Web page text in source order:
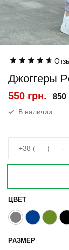
Джоггеры
550 грн. 850
В наличии
ЦВЕТ
РАЗМЕР